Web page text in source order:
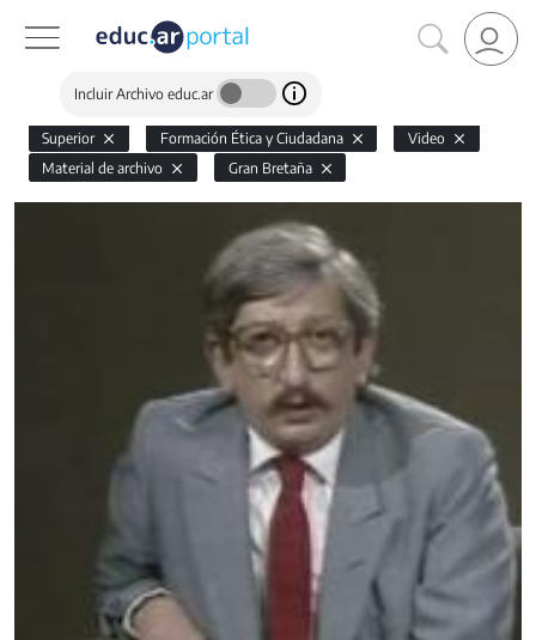
Incluir Archivo educ.ar
Superior Formación Ética y Ciudadana
Video
Material de archivo
Gran Bretaña